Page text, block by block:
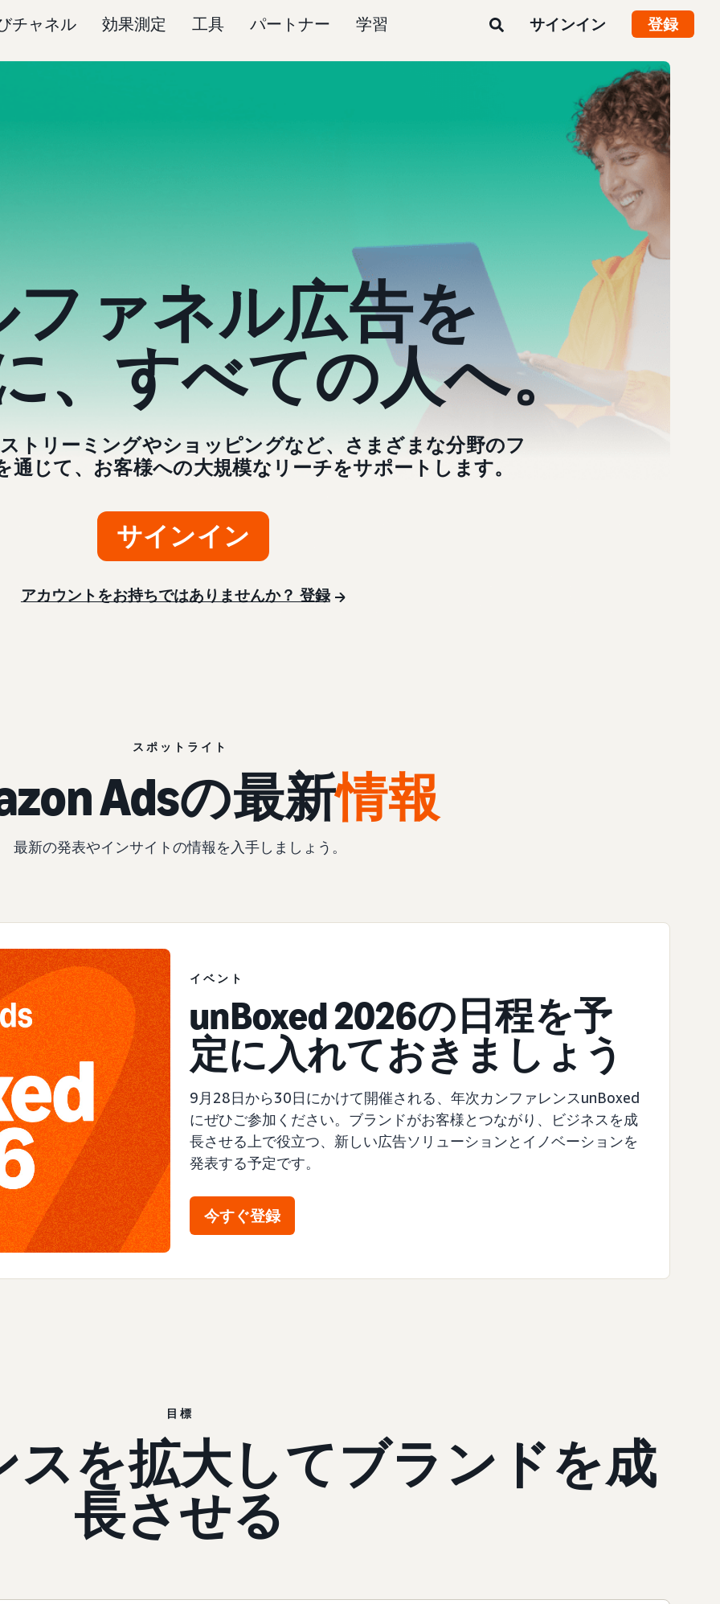
チャネル 効果測定 工具 パートナー 学習 サインイン 登録
ファネル広告を
、すべての人へ。
ストリーミングやショッピングなど、さまざまな分野のフ
通じて、お客様への大規模なリーチをサポートします。
サインイン
アカウントをお持ちではありませんか？ 登録
スポットライト
Adsの最新情報
最新の発表やインサイトの情報を入手しましょう。
イベント
unBoxed 2026の日程を予
定に入れておきましょう
9月28日から30日にかけて開催される、年次カンファレンスunBoxed
にぜひご参加ください。ブランドがお客様とつながり、ビジネスを成
長させる上で役立つ、新しい広告ソリューションとイノベーションを
発表する予定です。
今すぐ登録
目標
スを拡大してブランドを成
長させる